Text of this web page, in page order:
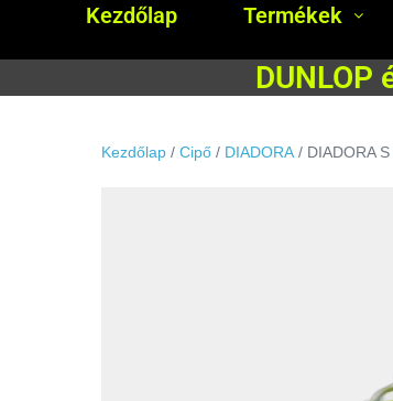
Kezdőlap Termékek
DUNLOP
Kezdőlap / Cipő / DIADORA / DIADORA